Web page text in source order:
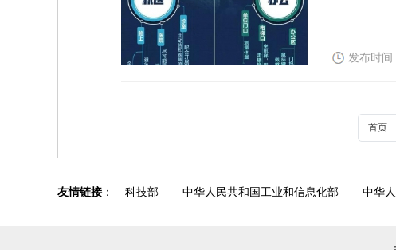
发布时
首页
友情链接 ： 科技部 中华人民共和国工业和信息化部 中华